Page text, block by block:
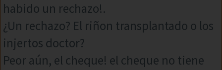
habido un rechazo!.
¿Un rechazo? El riñon transplantado o los
injertos doctor?
Peor aún, el cheque! el cheque no tiene